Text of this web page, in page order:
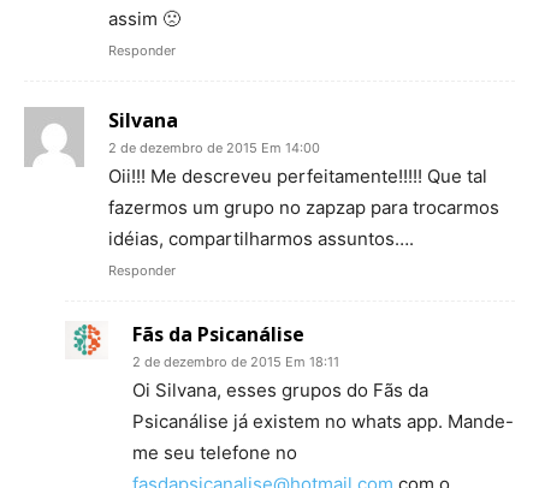
assim 🙁
Responder
Silvana
2 de dezembro de 2015 Em 14:00
Oii!!! Me descreveu perfeitamente!!!!! Que tal
fazermos um grupo no zapzap para trocarmos
idéias, compartilharmos assuntos….
Responder
Fãs da Psicanálise
2 de dezembro de 2015 Em 18:11
Oi Silvana, esses grupos do Fãs da
Psicanálise já existem no whats app. Mande-
me seu telefone no